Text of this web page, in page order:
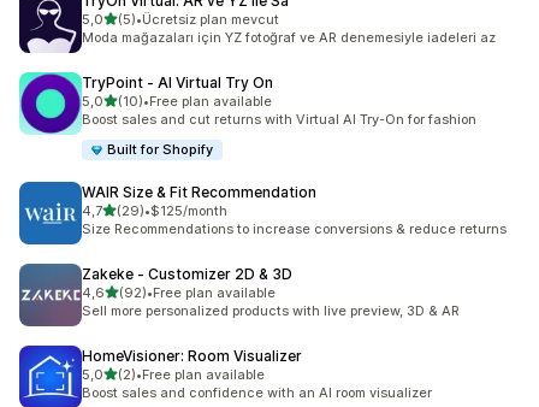
5,05 yıldız üzerinden
(5)
toplam 5 değerlendirme
•Ücretsiz plan mevcut
Moda mağazaları için YZ fotoğraf ve AR denemesiyle iadeleri az
TryPoint ‑ AI Virtual Try On
5,05 yıldız üzerinden
(10)
toplam 10 değerlendirme
•Free plan available
Boost sales and cut returns with Virtual AI Try-On for fashion
Built for Shopify
WAIR Size & Fit Recommendation
4,75 yıldız üzerinden
(29)
toplam 29 değerlendirme
•$125/month
Size Recommendations to increase conversions & reduce returns
Zakeke ‑ Customizer 2D & 3D
4,65 yıldız üzerinden
(92)
toplam 92 değerlendirme
•Free plan available
Sell more personalized products with live preview, 3D & AR
HomeVisioner: Room Visualizer
5,05 yıldız üzerinden
(2)
toplam 2 değerlendirme
•Free plan available
Boost sales and confidence with an AI room visualizer